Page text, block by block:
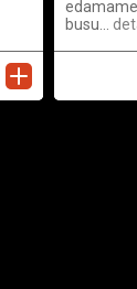
adaugă
busu...